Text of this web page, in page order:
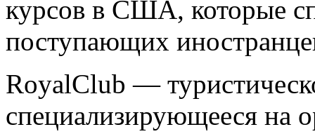
курсов в США, которые
поступающих
RoyalClub —
специализирующееся на